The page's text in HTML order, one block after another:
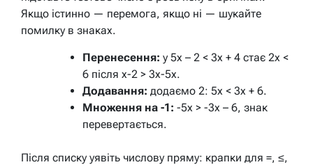
Якщо істинно — перемога, якщо ні — шукайте
помилку в знаках.
Перенесення: у 5x – 2 < 3x + 4 стає 2x <
6 після x-2 > 3x-5x.
Додавання: додаємо 2: 5x < 3x + 6.
Множення на -1: -5x > -3x – 6, знак
перевертається.
Після списку уявіть числову пряму: крапки для =, ≤,